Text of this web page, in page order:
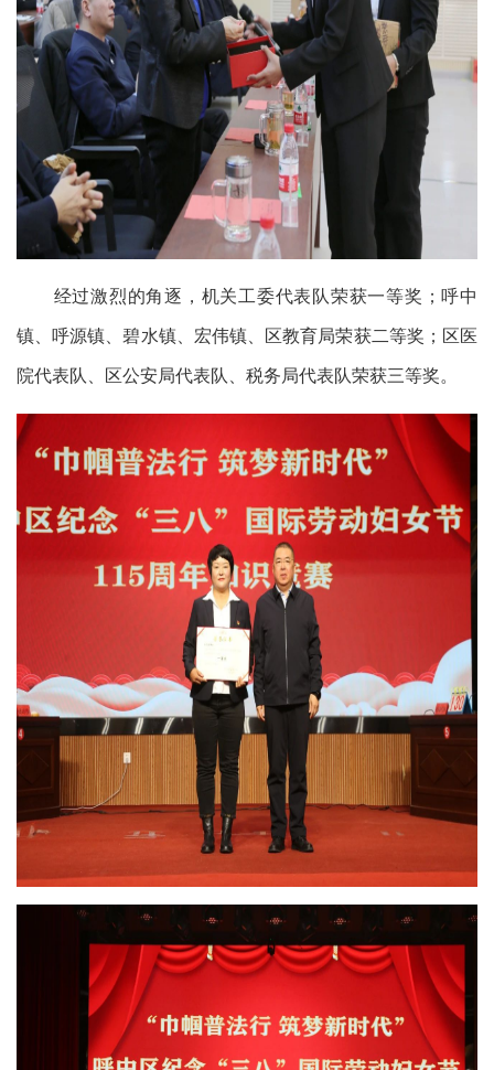
经过激烈的角逐，机关工委代表队荣获一等奖；呼中
镇、呼源镇、碧水镇、宏伟镇、区教育局荣获二等奖；区医
院代表队、区公安局代表队、税务局代表队荣获三等奖。